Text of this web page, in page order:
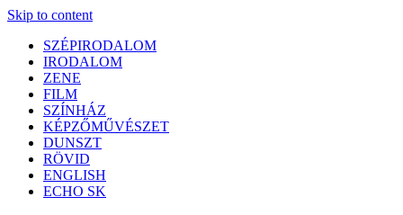
Skip to content
SZÉPIRODALOM
IRODALOM
ZENE
FILM
SZÍNHÁZ
KÉPZŐMŰVÉSZET
DUNSZT
RÖVID
ENGLISH
ECHO SK